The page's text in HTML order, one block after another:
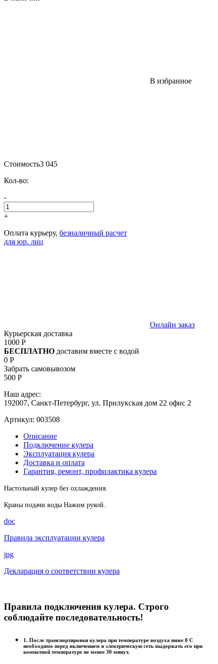
В избранное
Стоимость3 045
Кол-во:
-
+
Оплата курьеру, безналичный расчет
для юр. лиц
Онлайн заказ
Курьерская доставка
1000 Р
БЕСПЛАТНО доставим вместе с водой
0 Р
Забрать самовывозом
500 Р
Наш адрес:
192007, Санкт-Петербург, ул. Прилукская дом 22 офис 2
Артикул: 003508
Описание
Подключение кулера
Эксплуатация кулера
Доставка и оплата
Гарантия, ремонт, профилактика кулера
Настольный кулер без охлаждения.
Краны подачи воды Нажим рукой..
doc
Правила эксплуатации кулера
jpg
Декларация о соответствии кулера
Правила подключения кулера. Строго
соблюдайте последовательность!
1. После транспортировки кулера при температуре воздуха ниже 0 С
необходимо перед включением в электрическую сеть выдержать его при
комнатной температуре не менее 30 минут.